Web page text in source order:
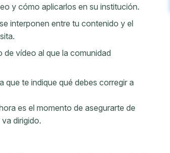
y cómo aplicarlos en su institución.
interponen entre tu contenido y el
vídeo al que la comunidad
que te indique qué debes corregir a
es el momento de asegurarte de
dirigido.